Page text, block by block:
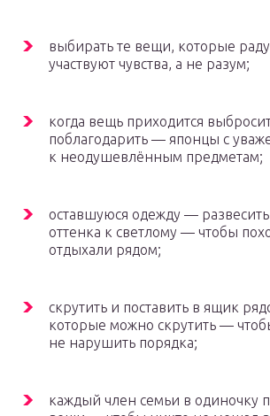
выбирать те вещи, которые
участвуют чувства, а не разум;
когда вещь приходится
поблагодарить — японцы с
к неодушевлённым предметам;
оставшуюся одежду — развесить
оттенка к светлому — чтобы
отдыхали рядом;
скрутить и поставить в ящик
которые можно скрутить —
не нарушить порядка;
каждый член семьи в одиночку